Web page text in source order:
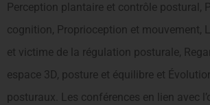
Perception plantaire et contrôle postural,
cognition, Proprioception et mouvement,
et victime de la régulation posturale,
espace 3D, posture et équilibre et
posturaux. Les conférences en lien avec